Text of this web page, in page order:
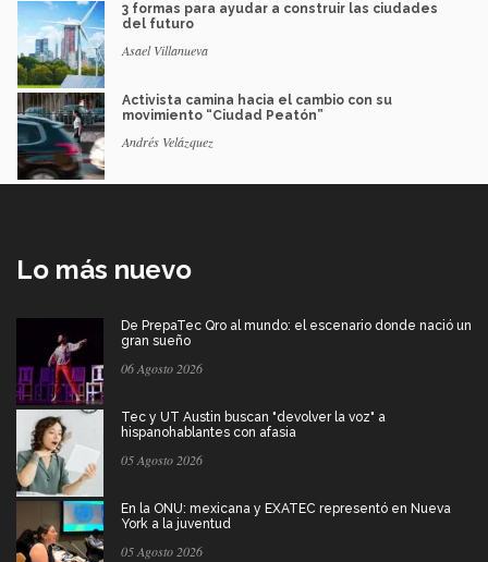
3 formas para ayudar a construir las ciudades
del futuro
Asael Villanueva
Activista camina hacia el cambio con su
movimiento “Ciudad Peatón”
Andrés Velázquez
Lo más nuevo
De PrepaTec Qro al mundo: el escenario donde nació un
gran sueño
06 Agosto 2026
Tec y UT Austin buscan "devolver la voz" a
hispanohablantes con afasia
05 Agosto 2026
En la ONU: mexicana y EXATEC representó en Nueva
York a la juventud
05 Agosto 2026